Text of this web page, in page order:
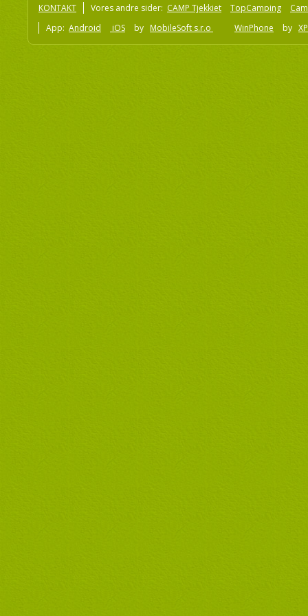
KONTAKT Vores andre sider: CAMP Tjekkiet TopCamping
App: Android iOS by MobileSoft s.r.o WinPhone by